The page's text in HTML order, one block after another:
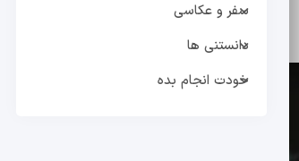
سفر و عکاسی
دانستنی ها
خودت انجام بده